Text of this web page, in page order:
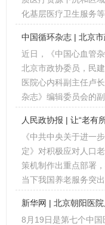
化基层医疗卫生服务
近日，《中国心血管
北京市政协委员，民
医院心内科副主任卢
杂志》编辑委员会的
人民政协报 | 让“老有
《中共中央关于进一
定》对积极应对人口
策机制作出重点部署
当下我国养老服务突
新华网 | 北京朝阳医
8月19日是第七个中